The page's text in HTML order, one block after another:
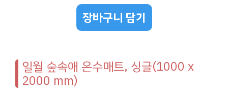
장바구니 담기
일월 숲속애 온수매트, 싱글(1000 x
2000 mm)